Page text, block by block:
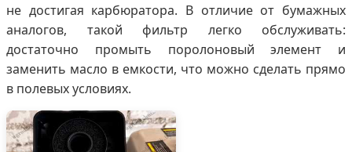
не достигая карбюратора. В отличие от бумажных
аналогов, такой фильтр легко обслуживать:
достаточно промыть поролоновый элемент и
заменить масло в емкости, что можно сделать прямо
в полевых условиях.